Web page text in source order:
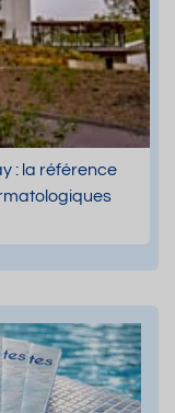
: la référence